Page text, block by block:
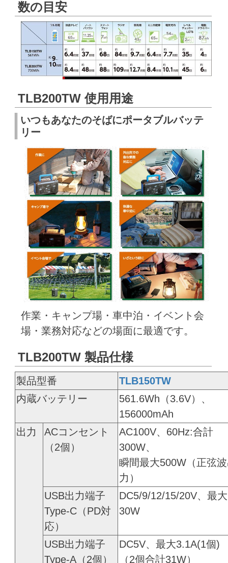
数の目安
TLB200TW 使用用途
いつもあなたのそばにポータブルバッテ
リー
作業・キャンプ場・車中泊・イベント会
場・業務対応などの場面に最適です。
TLB200TW 製品仕様
製品型番
TLB150TW
内蔵バッテリー
561.6Wh（3.6V）、
156000mAh
出力
ACコンセント
（2個）
AC100V、60Hz:合計
300W、
瞬間最大500W（正弦
力）
USB出力端子
Type-C（PD対
応）
DC5/9/12/15/20V、最大
30W
USB出力端子
Type-A（2個）
DC5V、最大3.1A(1個)
（2個合計31W）